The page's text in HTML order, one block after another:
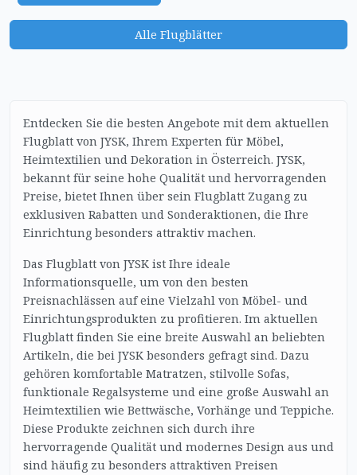
Alle Flugblätter
Entdecken Sie die besten Angebote mit dem aktuellen
Flugblatt von JYSK, Ihrem Experten für Möbel,
Heimtextilien und Dekoration in Österreich. JYSK,
bekannt für seine hohe Qualität und hervorragenden
Preise, bietet Ihnen über sein Flugblatt Zugang zu
exklusiven Rabatten und Sonderaktionen, die Ihre
Einrichtung besonders attraktiv machen.
Das Flugblatt von JYSK ist Ihre ideale
Informationsquelle, um von den besten
Preisnachlässen auf eine Vielzahl von Möbel- und
Einrichtungsprodukten zu profitieren. Im aktuellen
Flugblatt finden Sie eine breite Auswahl an beliebten
Artikeln, die bei JYSK besonders gefragt sind. Dazu
gehören komfortable Matratzen, stilvolle Sofas,
funktionale Regalsysteme und eine große Auswahl an
Heimtextilien wie Bettwäsche, Vorhänge und Teppiche.
Diese Produkte zeichnen sich durch ihre
hervorragende Qualität und modernes Design aus und
sind häufig zu besonders attraktiven Preisen